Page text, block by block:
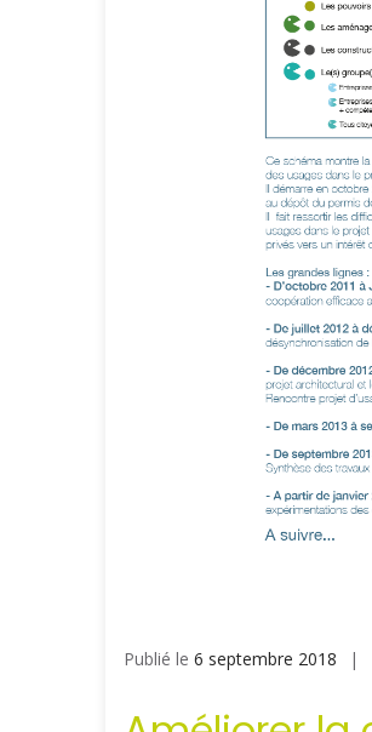
Publié le 6 septembre 2018